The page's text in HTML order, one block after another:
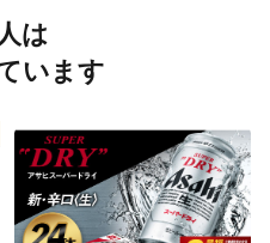
は
います